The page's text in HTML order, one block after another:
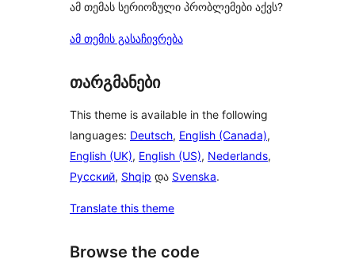
ამ თემას სერიოზული პრობლემები აქვს?
ამ თემის გასაჩივრება
თარგმანები
This theme is available in the following
languages: Deutsch, English (Canada),
English (UK), English (US), Nederlands,
Русский, Shqip და Svenska.
Translate this theme
Browse the code